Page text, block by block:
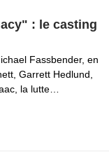
: le casting
Fassbender, en
Garrett Hedlund,
la lutte…